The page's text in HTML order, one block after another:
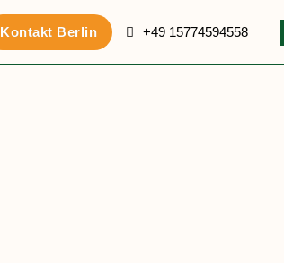
Kontakt Berlin +49 15774594558